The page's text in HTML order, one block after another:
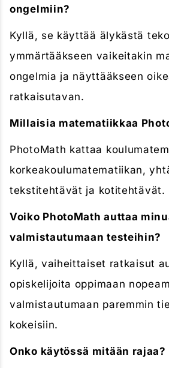
ongelmiin?
Kyllä, se käyttää älykästä
ymmärtääkseen vaikeitakin
ongelmia ja näyttääkseen
ratkaisutavan.
Millaisia ​​matematiikkaa
PhotoMath kattaa
korkeakoulumatematiikan,
tekstitehtävät ja kotitehtävät.
Voiko PhotoMath auttaa
valmistautumaan testeihin?
Kyllä, vaiheittaiset ratkaisut
opiskelijoita oppimaan
valmistautumaan paremmin
kokeisiin.
Onko käytössä mitään rajaa?